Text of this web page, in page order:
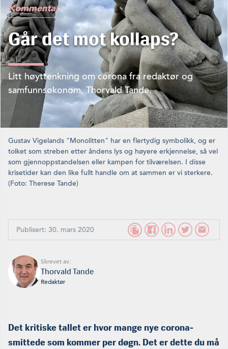
Kommentar
Går det mot kollaps?
Litt høyttenkning om corona fra redaktør og
samfunnsøkonom, Thorvald Tande.
Gustav Vigelands "Monolitten" har en flertydig symbolikk, og er
tolket som streben etter åndens lys og høyere erkjennelse, så vel
som gjennoppstandelsen eller kampen for tilværelsen. I disse
krisetider kan den like fullt handle om at sammen er vi sterkere.
(Foto: Therese Tande)
Publisert: 30. mars 2020
Skrevet av:
Thorvald Tande
Redaktør
Det kritiske tallet er hvor mange nye corona-
smittede som kommer per døgn. Det er dette du må